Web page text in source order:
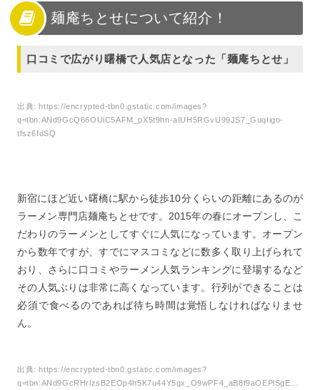
麺庵ちとせについて紹介！
口コミで広がり曙橋で人気店となった「麺庵ちとせ」
出典:https://encrypted-tbn0.gstatic.com/images?
q=tbn:ANd9GcQ66OUiC5AFM_pX5t9hn-aIUH5RGvU99JS7_GuqIigo-
tfsz6fdSQ
新宿にほど近い曙橋に駅から徒歩10分くらいの距離にあるのが
ラーメン専門店麺庵ちとせです。2015年の春にオープンし、こ
だわりのラーメンとしてすぐに人気になっています。オープン
から数年ですが、すでにマスコミなどに数多く取り上げられて
おり、さらに口コミやラーメン人気ランキングに登場するなど
その人気ぶりは非常に高くなっています。行列ができることは
必須で食べるのであれば待ち時間は覚悟しなければなりませ
ん。
出典:https://encrypted-tbn0.gstatic.com/images?
q=tbn:ANd9GcRHrlzsB2EOp4h5K7u44Y5gx_O9wPF4_aB8f9aOEPlSgEYcpB53ig